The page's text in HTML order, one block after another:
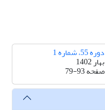
دوره 55، شماره 1
بهار 1402
صفحه79-93